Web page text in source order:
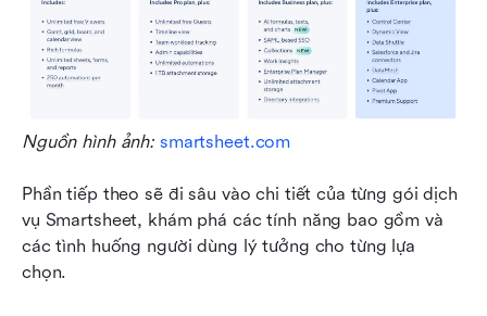
Nguồn hình ảnh: smartsheet.com
Phần tiếp theo sẽ đi sâu vào chi tiết của từng gói dịch
vụ Smartsheet, khám phá các tính năng bao gồm và
các tình huống người dùng lý tưởng cho từng lựa
chọn.